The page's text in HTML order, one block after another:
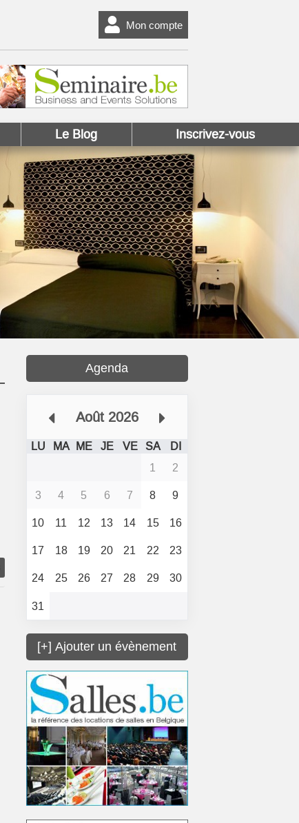
Mon compte
Le Blog Inscrivez-vous
Agenda
Août 2026
LU MA ME JE VE SA
DI
1
2
3
4 5 6 7 8
9
10
11 12 13 14 15
16
17
18 19 20 21 22
23
24
25 26 27 28 29
30
31
[+] Ajouter un évènement